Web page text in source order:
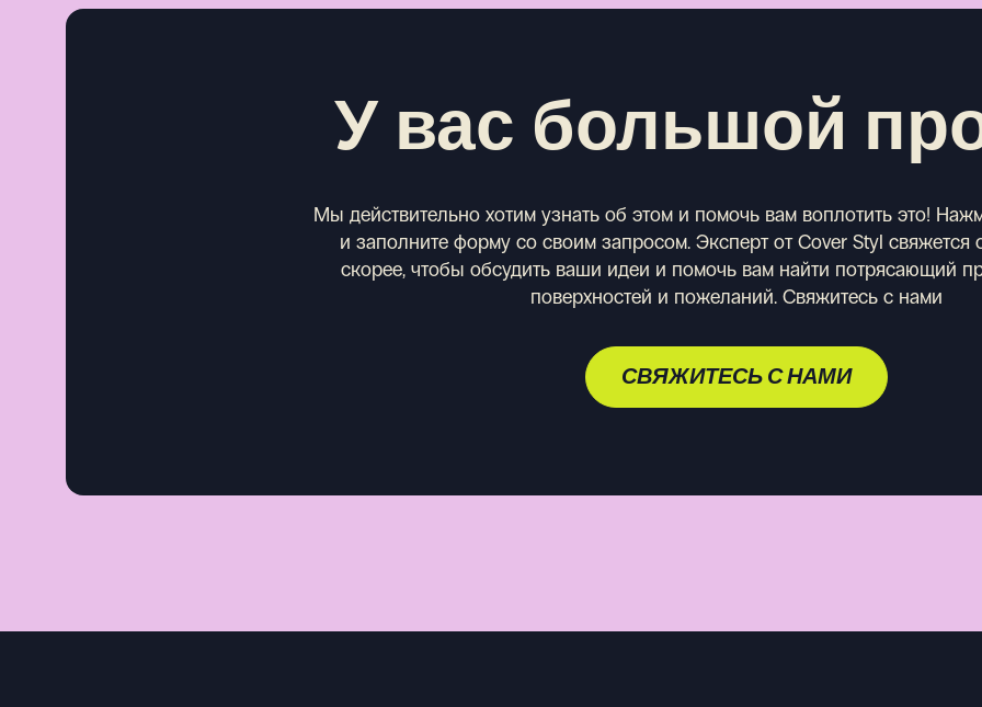
У вас большой
Мы действительно хотим узнать об этом и помочь вам воплотить это!
и заполните форму со своим запросом. Эксперт от Cover Styl
скорее, чтобы обсудить ваши идеи и помочь вам найти потрясающий
поверхностей и пожеланий. Свяжитесь с нами
СВЯЖИТЕСЬ С НАМИ